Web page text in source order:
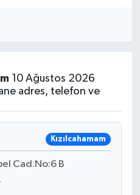
10 Ağustos 2026
adres, telefon ve
Kızılcahamam
Cad.No:6 B